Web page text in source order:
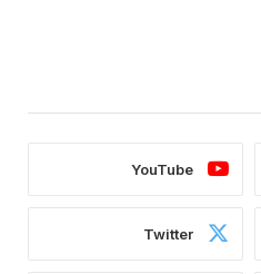
YouTube
Twitter